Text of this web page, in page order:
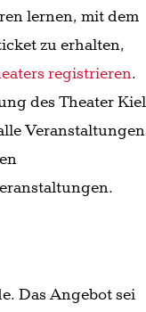
lernen, mit dem
zu erhalten,
registrieren.
des Theater Kiel
Das Angebot sei